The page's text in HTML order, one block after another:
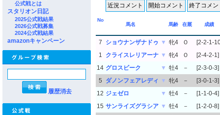
公式戦とは
スタリオン日記
2025公式戦結果
2026公式戦募集
2024公式戦結果
amazonキャンペーン
履歴消去
No
馬名
馬齢 在厩 成績
7 ショウナンザナドゥ ▼ 牝4 Ｏ
[2-2-1-
1
クライスレリアーナ ▼ 牝4 Ｏ
[2-4-2-1]
14 グロスビーク ▼ 牡4 －
[2-3-0-3]
5
ダノンフェアレディ ▼ 牝4 －
[3-0-1-3]
12 ジェゼロ ▼ 牡4 －
[1-1-0-4]
15 サンライズグラシア ▼ 牡4 －
[1-2-0-8]